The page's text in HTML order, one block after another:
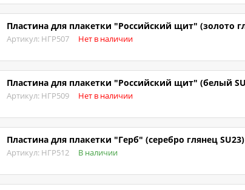
Пластина для плакетки "Российский щит" (золото
Артикул: НГР507 Нет в наличии
Пластина для плакетки "Российский щит" (белый
Артикул: НГР509 Нет в наличии
Пластина для плакетки "Герб" (серебро глянец
Артикул: НГР512 В наличии